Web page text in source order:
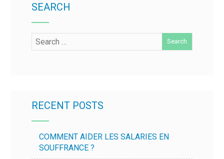
SEARCH
RECENT POSTS
COMMENT AIDER LES SALARIES EN
SOUFFRANCE ?